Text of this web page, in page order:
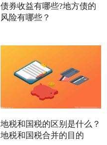
债券收益有哪些?地方债的
风险有哪些？
地税和国税的区别是什么？
地税和国税合并的目的